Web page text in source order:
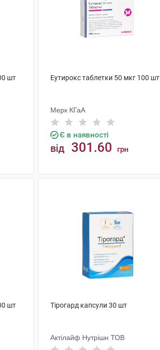
шт Еутирокс таблетки 50 мкг 100 шт
Мерк КГаА
Є в наявності
від 301.60 грн
шт Тірогард капсули 30 шт
Актілайф Нутрішн ТОВ